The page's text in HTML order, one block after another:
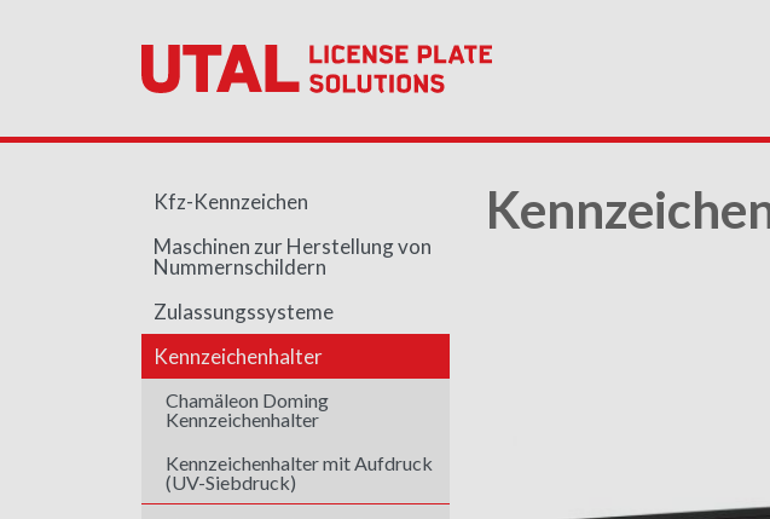
Kfz-Kennzeichen
Maschinen zur Herstellung von
Nummernschildern
Zulassungssysteme
Kennzeichenhalter
Chamäleon Doming
Kennzeichenhalter
Kennzeichenhalter mit Aufdruck
(UV-Siebdruck)